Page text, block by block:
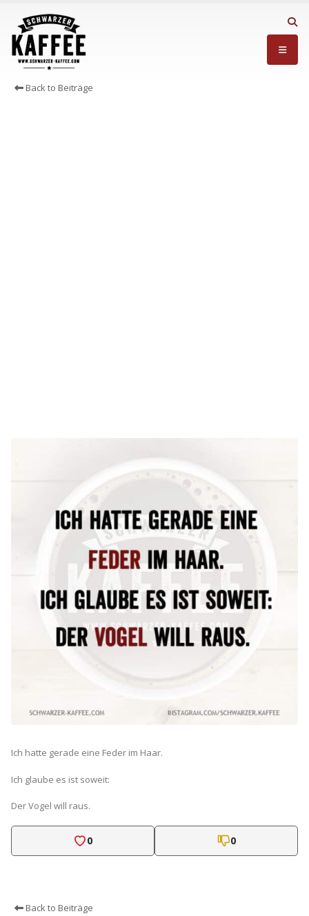
Back to Beiträge
Ich hatte gerade eine Feder im Haar.
Ich glaube es ist soweit:
Der Vogel will raus.
0 0
Back to Beiträge